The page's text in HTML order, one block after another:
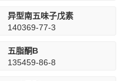
异型南五味子戊素
140369-77-3
五脂酮B
135459-86-8